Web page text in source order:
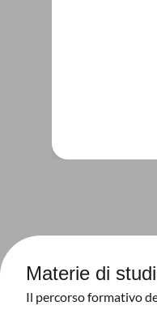
Materie di
Il percorso formativo